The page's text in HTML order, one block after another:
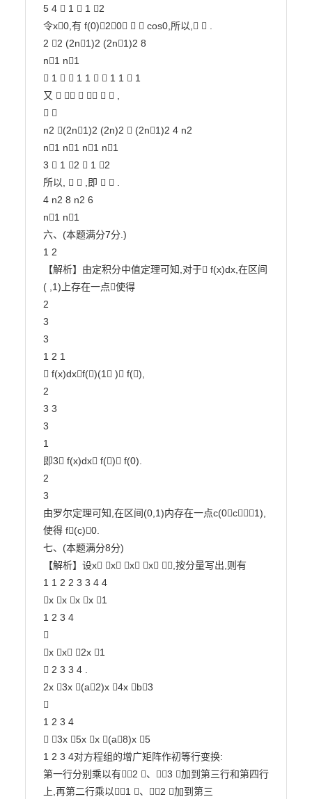
5 4  1  1 2
令x0,有 f(0)20   cos0,所以,  .
2 2 (2n1)2 (2n1)2 8
n1 n1
 1   1 1   1 1  1
又       ,
 
n2 (2n1)2 (2n)2  (2n1)2 4 n2
n1 n1 n1 n1
3  1 2  1 2
所以,   ,即   .
4 n2 8 n2 6
n1 n1
六、(本题满分7分.)
1 2
【解析】由定积分中值定理可知,对于 f(x)dx,在区间
( ,1)上存在一点使得
2
3
3
1 2 1
 f(x)dxf()(1 ) f(),
2
3 3
3
1
即3 f(x)dx f() f(0).
2
3
由罗尔定理可知,在区间(0,1)内存在一点c(0c1),
使得 f(c)0.
七、(本题满分8分)
【解析】设x x x x ,按分量写出,则有
1 1 2 2 3 3 4 4
x x x x 1
1 2 3 4

x x 2x 1
 2 3 3 4 .
2x 3x (a2)x 4x b3

1 2 3 4
 3x 5x x (a8)x 5
1 2 3 4对方程组的增广矩阵作初等行变换:
第一行分别乘以有2 、3 加到第三行和第四行
上,再第二行乘以1 、2 加到第三